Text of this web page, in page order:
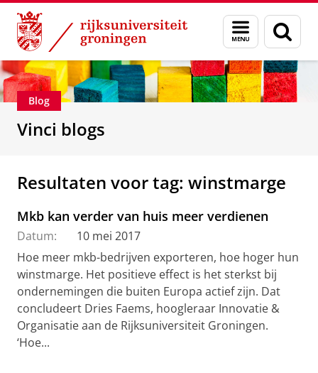
Skip
Content
Skip
Navigation
Menu
en
zoeken
Department of Innovation Management &
Blog
Vinci blogs
Resultaten voor tag: winstmarge
Mkb kan verder van huis meer verdienen
Datum:
10 mei 2017
Hoe meer mkb-bedrijven exporteren, hoe hoger hun
winstmarge. Het positieve effect is het sterkst bij
ondernemingen die buiten Europa actief zijn. Dat
concludeert Dries Faems, hoogleraar Innovatie &
Organisatie aan de Rijksuniversiteit Groningen.
‘Hoe...